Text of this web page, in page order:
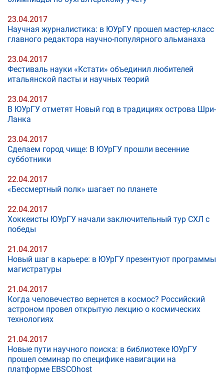
23.04.2017
Научная журналистика: в ЮУрГУ прошел мастер-класс
главного редактора научно-популярного альманаха
23.04.2017
Фестиваль науки «Кстати» объединил любителей
итальянской пасты и научных теорий
23.04.2017
В ЮУрГУ отметят Новый год в традициях острова Шри-
Ланка
23.04.2017
Сделаем город чище: В ЮУрГУ прошли весенние
субботники
22.04.2017
«Бессмертный полк» шагает по планете
22.04.2017
Хоккеисты ЮУрГУ начали заключительный тур СХЛ с
победы
21.04.2017
Новый шаг в карьере: в ЮУрГУ презентуют программы
магистратуры
21.04.2017
Когда человечество вернется в космос? Российский
астроном провел открытую лекцию о космических
технологиях
21.04.2017
Новые пути научного поиска: в библиотеке ЮУрГУ
прошел семинар по специфике навигации на
платформе EBSCOhost